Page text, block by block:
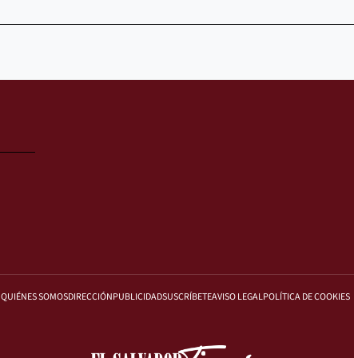
QUIÉNES SOMOSDIRECCIÓNPUBLICIDADSUSCRÍBETEAVISO LEGALPOLÍTICA DE COOKIES